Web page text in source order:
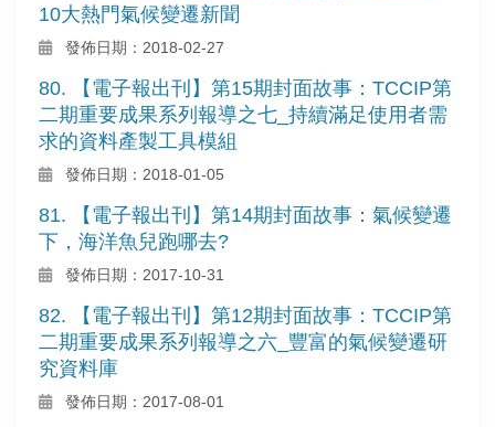
10大熱門氣候變遷新聞
發佈日期：2018-02-27
80. 【電子報出刊】第15期封面故事：TCCIP第
二期重要成果系列報導之七_持續滿足使用者需
求的資料產製工具模組
發佈日期：2018-01-05
81. 【電子報出刊】第14期封面故事：氣候變遷
下，海洋魚兒跑哪去?
發佈日期：2017-10-31
82. 【電子報出刊】第12期封面故事：TCCIP第
二期重要成果系列報導之六_豐富的氣候變遷研
究資料庫
發佈日期：2017-08-01